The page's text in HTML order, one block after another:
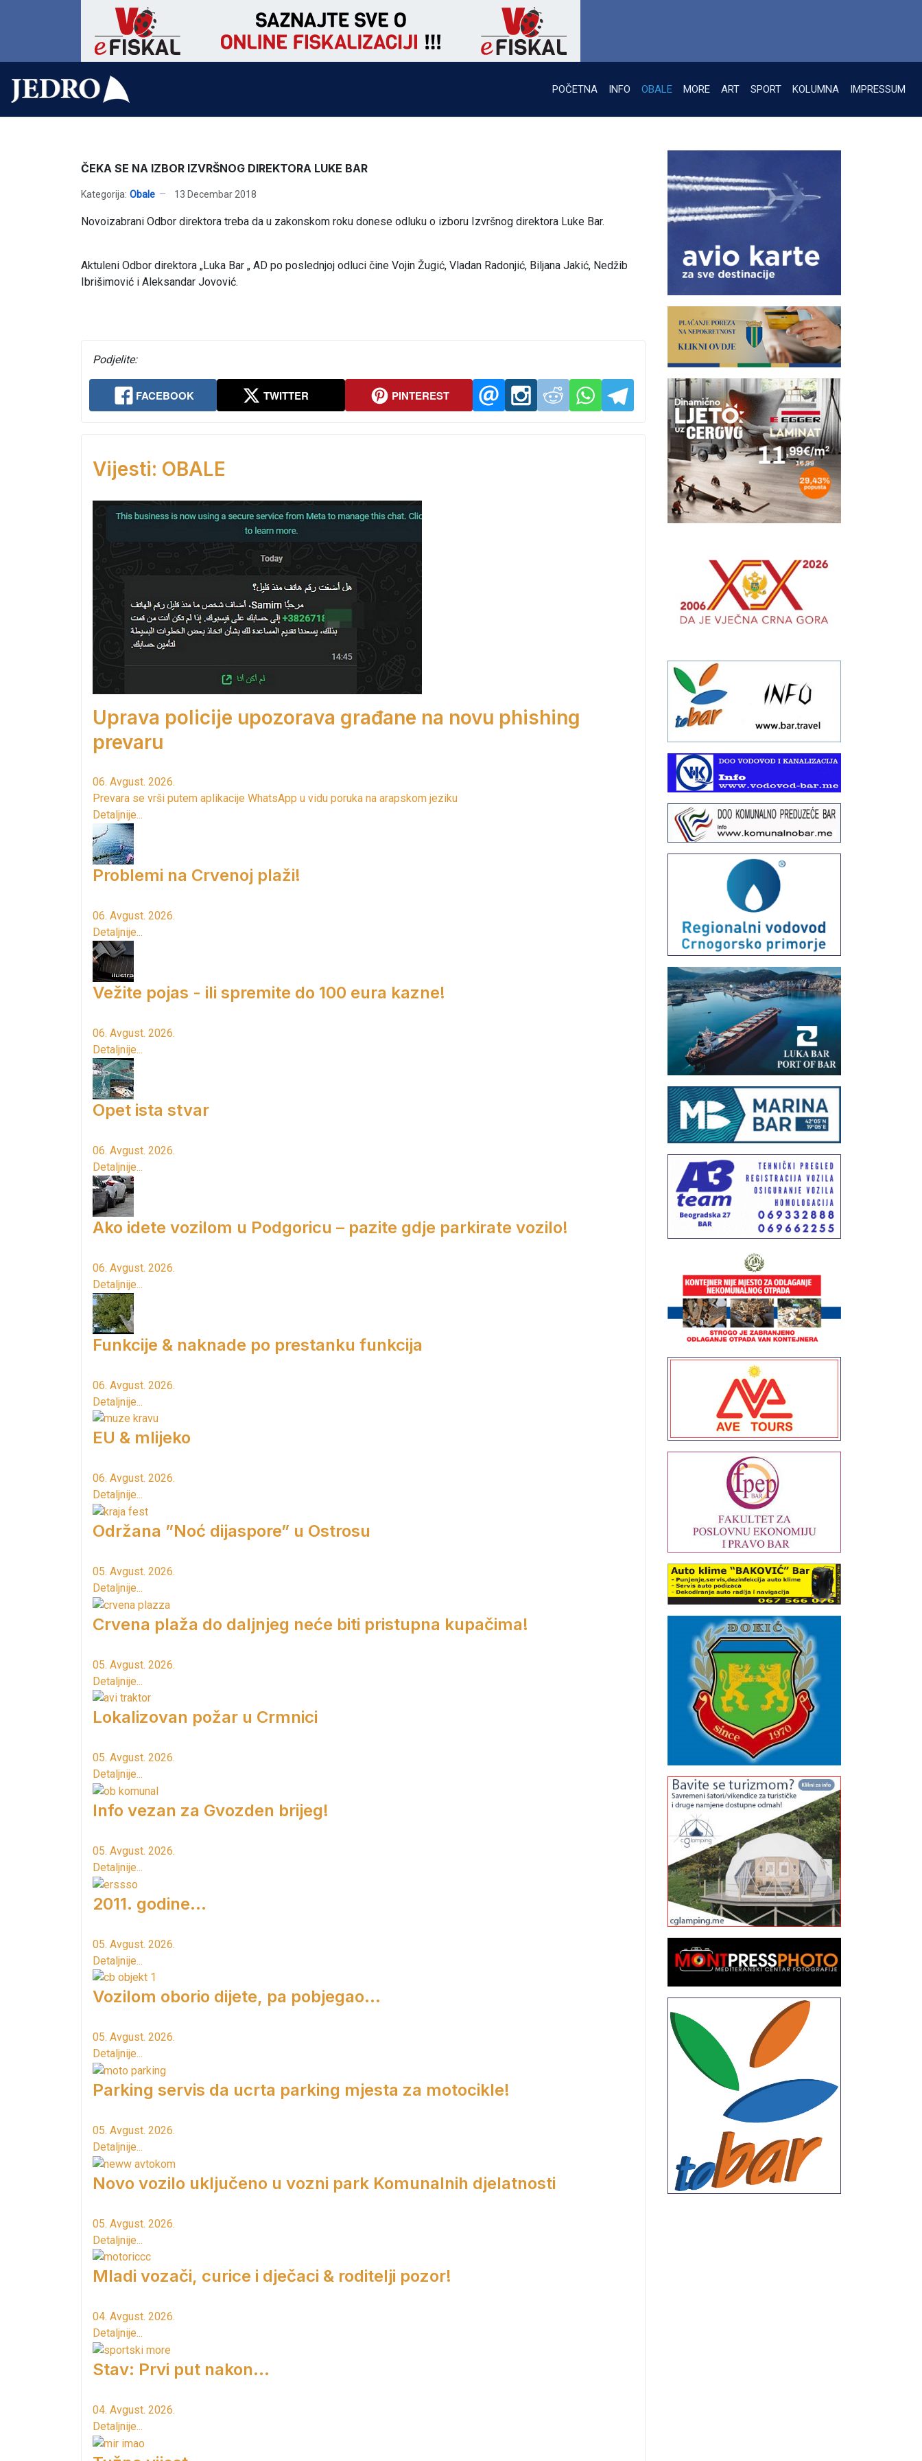
POČETNA INFO OBALE MORE ART SPORT KOLUMNA IMPRESSUM
ČEKA SE NA IZBOR IZVRŠNOG DIREKTORA LUKE BAR
Kategorija: Obale 13 Decembar 2018
Novoizabrani Odbor direktora treba da u zakonskom roku donese odluku o izboru Izvršnog direktora Luke Bar.
Aktuleni Odbor direktora „Luka Bar „ AD po poslednjoj odluci čine Vojin Žugić, Vladan Radonjić, Biljana Jakić, Nedžib
Ibrišimović i Aleksandar Jovović.
Podjelite:
FACEBOOK TWITTER PINTEREST
Vijesti: OBALE
Uprava policije upozorava građane na novu phishing
prevaru
06. Avgust. 2026.
Prevara se vrši putem aplikacije WhatsApp u vidu poruka na arapskom jeziku
Detaljnije...
Problemi na Crvenoj plaži!
06. Avgust. 2026.
Detaljnije...
Vežite pojas - ili spremite do 100 eura kazne!
06. Avgust. 2026.
Detaljnije...
Opet ista stvar
06. Avgust. 2026.
Detaljnije...
Ako idete vozilom u Podgoricu – pazite gdje parkirate vozilo!
06. Avgust. 2026.
Detaljnije...
Funkcije & naknade po prestanku funkcija
06. Avgust. 2026.
Detaljnije...
EU & mlijeko
06. Avgust. 2026.
Detaljnije...
Održana ”Noć dijaspore” u Ostrosu
05. Avgust. 2026.
Detaljnije...
Crvena plaža do daljnjeg neće biti pristupna kupačima!
05. Avgust. 2026.
Detaljnije...
Lokalizovan požar u Crmnici
05. Avgust. 2026.
Detaljnije...
Info vezan za Gvozden brijeg!
05. Avgust. 2026.
Detaljnije...
2011. godine...
05. Avgust. 2026.
Detaljnije...
Vozilom oborio dijete, pa pobjegao...
05. Avgust. 2026.
Detaljnije...
Parking servis da ucrta parking mjesta za motocikle!
05. Avgust. 2026.
Detaljnije...
Novo vozilo uključeno u vozni park Komunalnih djelatnosti
05. Avgust. 2026.
Detaljnije...
Mladi vozači, curice i dječaci & roditelji pozor!
04. Avgust. 2026.
Detaljnije...
Stav: Prvi put nakon…
04. Avgust. 2026.
Detaljnije...